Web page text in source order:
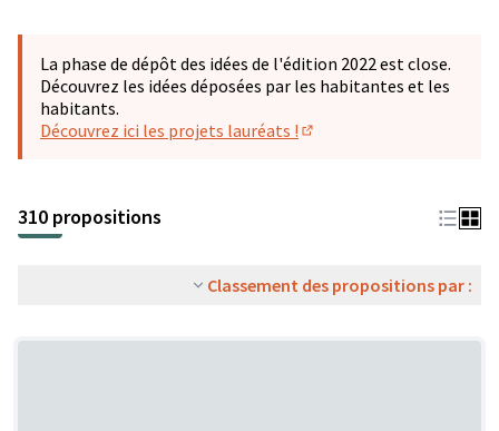
La phase de dépôt des idées de l'édition 2022 est close.
Découvrez les idées déposées par les habitantes et les
habitants.
Découvrez ici les projets lauréats !
310 propositions
Classement des propositions par :